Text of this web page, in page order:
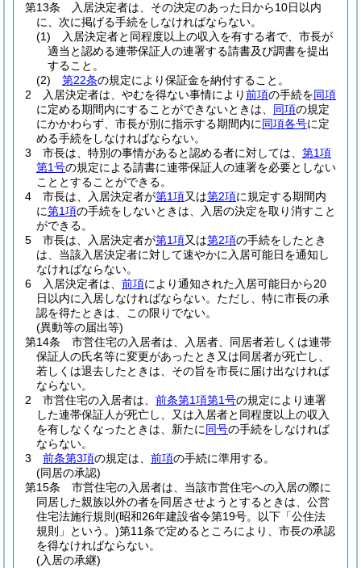
第13条
入居決定者は、その決定のあった日から10日以内
に、次に掲げる手続をしなければならない。
(1)
入居決定者と同程度以上の収入を有する者で、市長が
適当と認める連帯保証人の連署する請書及び調書を提出
すること。
(2)
第22条の規定により保証金を納付すること。
2
入居決定者は、やむを得ない事情により前項の手続を同項
に定める期間内にすることができないときは、 同項の規定
にかかわらず、市長が別に指示する期間内に同項各号に定
める手続をしなければならない。
3
市長は、特別の事情があると認める者に対しては、 第1項
第1号の規定による請書に連帯保証人の連署を必要としない
こととすることができる。
4
市長は、入居決定者が第1項又は第2項に規定する期間内
に第1項の手続をしないときは、入居の決定を取り消すこと
ができる。
5
市長は、入居決定者が第1項又は第2項の手続をしたとき
は、当該入居決定者に対して速やかに入居可能日を通知し
なければならない。
6
入居決定者は、 前項により通知された入居可能日から20
日以内に入居しなければならない。 ただし、特に市長の承
認を得たときは、この限りでない。
(異動等の届出等)
第14条
市営住宅の入居者は、入居者、同居者若しくは連帯
保証人の氏名等に変更があったとき又は同居者が死亡し、
若しくは退去したときは、その旨を市長に届け出なければ
ならない。
2
市営住宅の入居者は、 前条第1項第1号の規定により連署
した連帯保証人が死亡し、又は入居者と同程度以上の収入
を有しなくなったときは、新たに同号の手続をしなければ
ならない。
3
前条第3項の規定は、 前項の手続に準用する。
(同居の承認)
第15条
市営住宅の入居者は、当該市営住宅への入居の際に
同居した親族以外の者を同居させようとするときは、公営
住宅法施行規則 (昭和26年建設省令第19号。以下「公住法
規則」という。)第11条で定めるところにより、市長の承認
を得なければならない。
(入居の承継)